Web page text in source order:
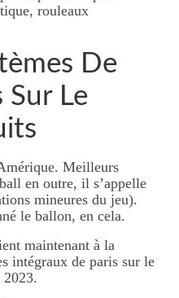
rouleaux
De
Sur Le
Meilleurs
en outre, il s’appelle
mineures du jeu).
le ballon, en cela.
maintenant à la
intégraux de paris sur le